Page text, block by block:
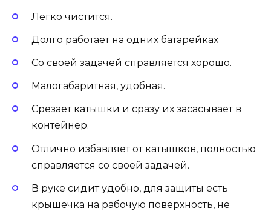
Легко чистится.
Долго работает на одних батарейках
Со своей задачей справляется хорошо.
Малогабаритная, удобная.
Срезает катышки и сразу их засасывает в
контейнер.
Отлично избавляет от катышков, полностью
справляется со своей задачей.
В руке сидит удобно, для защиты есть
крышечка на рабочую поверхность, не